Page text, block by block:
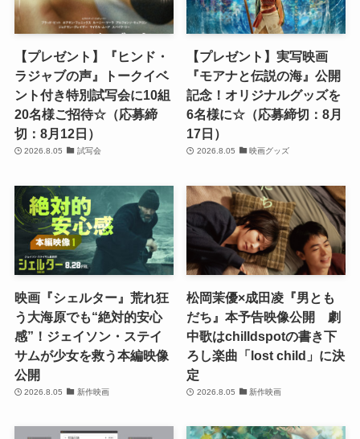
【プレゼント】『ヒンド・
ラジャブの声』トークイベ
ント付き特別試写会に10組
20名様ご招待☆（応募締
切：8月12日）
2026.8.05 試写会
【プレゼント】実写映画
『モアナと伝説の海』公開
記念！オリジナルグッズを
6名様に☆（応募締切：8月
17日）
2026.8.05 映画グッズ
映画『シェルター』荒れ狂
う大海原でも“絶対的安心
感”！ジェイソン・ステイ
サムが少女を救う本編映像
公開
2026.8.05 新作映画
松岡茉優×成田凌『男とも
だち』本予告映像公開 劇
中歌はchilldspotの書き下
ろし楽曲「lost child」に決
定
2026.8.05 新作映画